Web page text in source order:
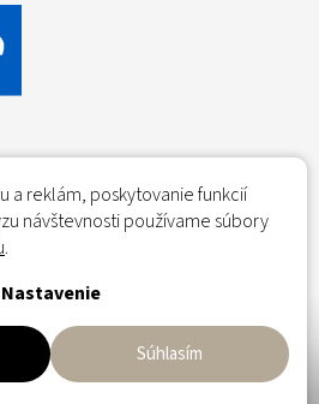
a reklám, poskytovanie funkcií
návštevnosti používame súbory
.
Nastavenie
Súhlasím
nach Hause innerhalb der EU